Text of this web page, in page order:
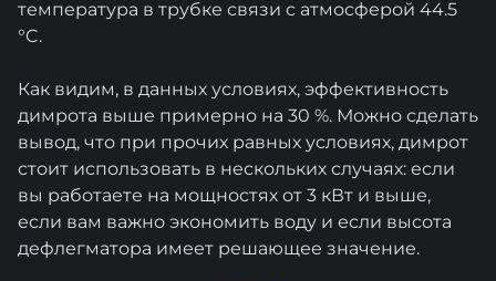
температура в трубке связи с атмосферой 44.5
°C.
Как видим, в данных условиях, эффективность
димрота выше примерно на 30 %. Можно сделать
вывод, что при прочих равных условиях, димрот
стоит использовать в нескольких случаях: если
вы работаете на мощностях от 3 кВт и выше,
если вам важно экономить воду и если высота
дефлегматора имеет решающее значение.